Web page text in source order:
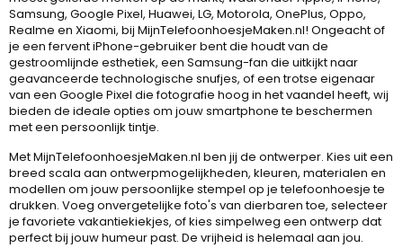
Samsung, Google Pixel, Huawei, LG, Motorola, OnePlus, Oppo,
Realme en Xiaomi, bij MijnTelefoonhoesjeMaken.nl! Ongeacht of
je een fervent iPhone-gebruiker bent die houdt van de
gestroomlijnde esthetiek, een Samsung-fan die uitkijkt naar
geavanceerde technologische snufjes, of een trotse eigenaar
van een Google Pixel die fotografie hoog in het vaandel heeft, wij
bieden de ideale opties om jouw smartphone te beschermen
met een persoonlijk tintje.
Met MijnTelefoonhoesjeMaken.nl ben jij de ontwerper. Kies uit een
breed scala aan ontwerpmogelijkheden, kleuren, materialen en
modellen om jouw persoonlijke stempel op je telefoonhoesje te
drukken. Voeg onvergetelijke foto's van dierbaren toe, selecteer
je favoriete vakantiekiekjes, of kies simpelweg een ontwerp dat
perfect bij jouw humeur past. De vrijheid is helemaal aan jou.